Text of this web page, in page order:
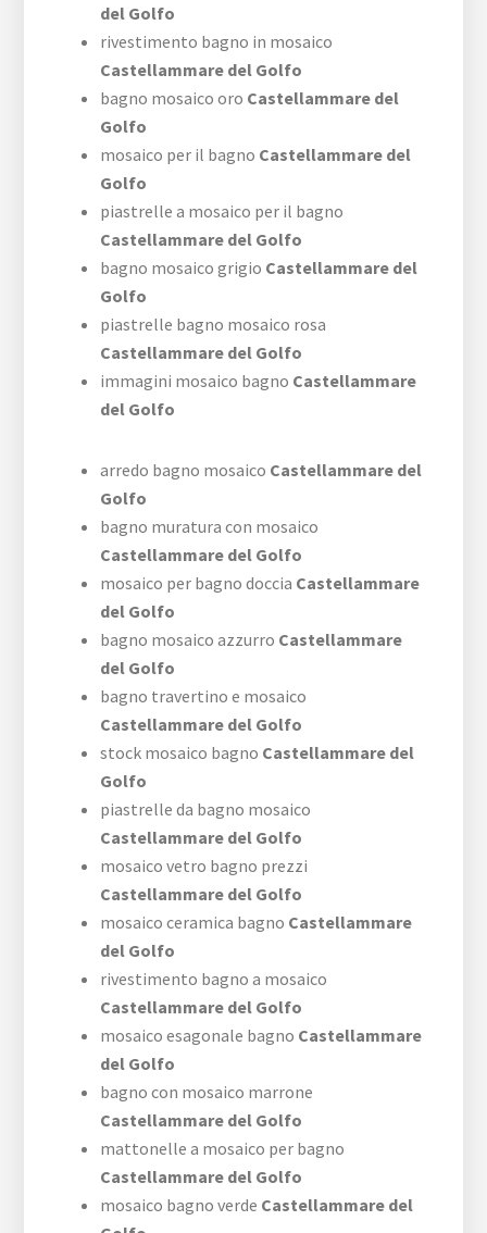
del Golfo
rivestimento bagno in mosaico
Castellammare del Golfo
bagno mosaico oro Castellammare del
Golfo
mosaico per il bagno Castellammare del
Golfo
piastrelle a mosaico per il bagno
Castellammare del Golfo
bagno mosaico grigio Castellammare del
Golfo
piastrelle bagno mosaico rosa
Castellammare del Golfo
immagini mosaico bagno Castellammare
del Golfo
arredo bagno mosaico Castellammare del
Golfo
bagno muratura con mosaico
Castellammare del Golfo
mosaico per bagno doccia Castellammare
del Golfo
bagno mosaico azzurro Castellammare
del Golfo
bagno travertino e mosaico
Castellammare del Golfo
stock mosaico bagno Castellammare del
Golfo
piastrelle da bagno mosaico
Castellammare del Golfo
mosaico vetro bagno prezzi
Castellammare del Golfo
mosaico ceramica bagno Castellammare
del Golfo
rivestimento bagno a mosaico
Castellammare del Golfo
mosaico esagonale bagno Castellammare
del Golfo
bagno con mosaico marrone
Castellammare del Golfo
mattonelle a mosaico per bagno
Castellammare del Golfo
mosaico bagno verde Castellammare del